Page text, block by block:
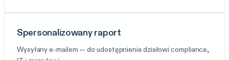
Spersonalizowany raport
Wysyłany e-mailem — do udostępnienia działowi compliance,